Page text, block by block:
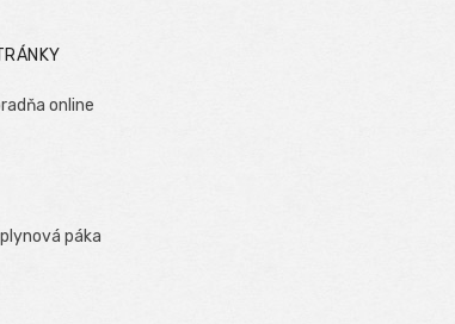
online
plynová páka